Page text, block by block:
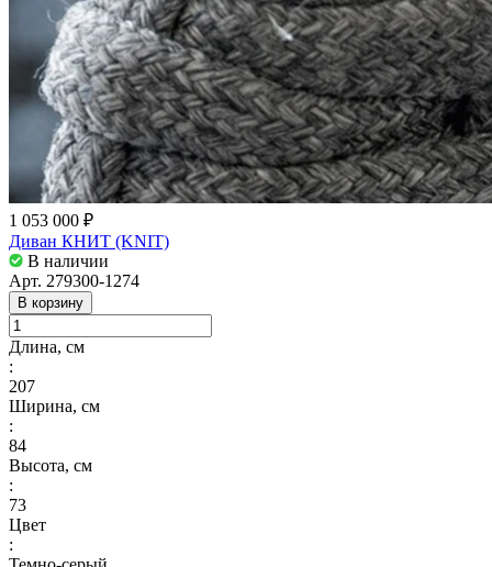
1 053 000 ₽
Диван КНИТ (KNIT)
В наличии
Арт. 279300-1274
В корзину
Длина, см
:
207
Ширина, см
:
84
Высота, см
:
73
Цвет
: